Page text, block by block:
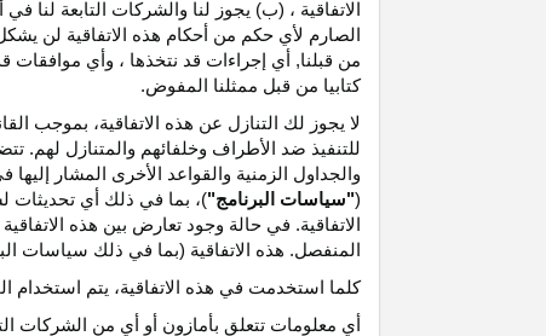
الاتفاقية ، (ب) يجوز لنا والشركات التابعة
الصارم لأي حكم من أحكام هذه الاتفاقية لن
من قبلنا, أي إجراءات قد نتخذها ، وأي موافقات
كتابيا من قبل ممثلنا المفوض.
لا يجوز لك التنازل عن هذه الاتفاقية، بموجب
للتنفيذ ضد الأطراف وخلفائهم والمتنازل لهم.
والجداول الزمنية والقواعد الأخرى المشار
("سياسات البرنامج")، بما في ذلك أي تحديثات
الاتفاقية. في حالة وجود تعارض بين هذه
المنفصل. هذه الاتفاقية (بما في ذلك سياسات
كلما استخدمت في هذه الاتفاقية، يتم
أي معلومات تتعلق بأمازون أو أي من الشركات